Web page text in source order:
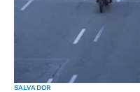
SALVADOR